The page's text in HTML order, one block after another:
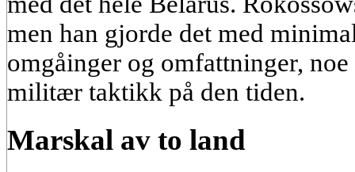
men han gjorde det med
omgåinger og omfattninger,
militær taktikk på den tiden.
Marskal av to land